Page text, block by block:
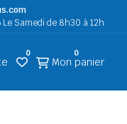
Samedi de 8h30 à 12h
0
Mon panier
0